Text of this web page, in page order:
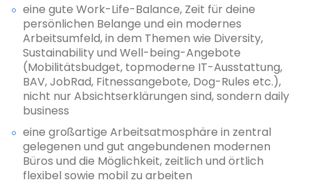
eine gute Work-Life-Balance, Zeit für deine
persönlichen Belange und ein modernes
Arbeitsumfeld, in dem Themen wie Diversity,
Sustainability und Well-being-Angebote
(Mobilitätsbudget, topmoderne IT-Ausstattung,
BAV, JobRad, Fitnessangebote, Dog-Rules etc.),
nicht nur Absichtserklärungen sind, sondern daily
business
eine großartige Arbeitsatmosphäre in zentral
gelegenen und gut angebundenen modernen
Büros und die Möglichkeit, zeitlich und örtlich
flexibel sowie mobil zu arbeiten